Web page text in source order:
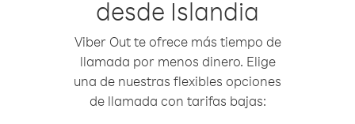
desde Islandia
Viber Out te ofrece más tiempo de
llamada por menos dinero. Elige
una de nuestras flexibles opciones
de llamada con tarifas bajas: